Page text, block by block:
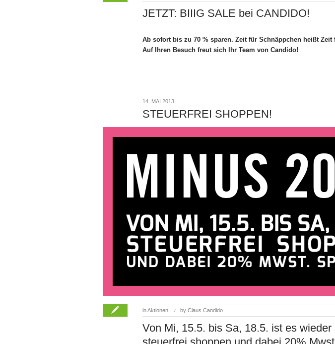
JETZT: BIIIG SALE bei CANDIDO!
Ab sofort bis zu 70 % sparen. Zeit für Schnäppchen heißt Zeit
Auf Ihren Besuch freut sich Ihr Team von Candido!
STEUERFREI SHOPPEN!
inAktionen. / by Claus Candido
14. MAI 2013
Von Mi, 15.5. bis Sa, 18.5. ist es wieder